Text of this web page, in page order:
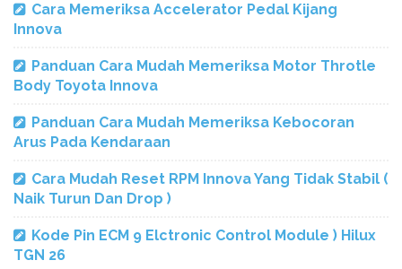
Cara Memeriksa Accelerator Pedal Kijang
Innova
Panduan Cara Mudah Memeriksa Motor Throtle
Body Toyota Innova
Panduan Cara Mudah Memeriksa Kebocoran
Arus Pada Kendaraan
Cara Mudah Reset RPM Innova Yang Tidak Stabil (
Naik Turun Dan Drop )
Kode Pin ECM 9 Elctronic Control Module ) Hilux
TGN 26